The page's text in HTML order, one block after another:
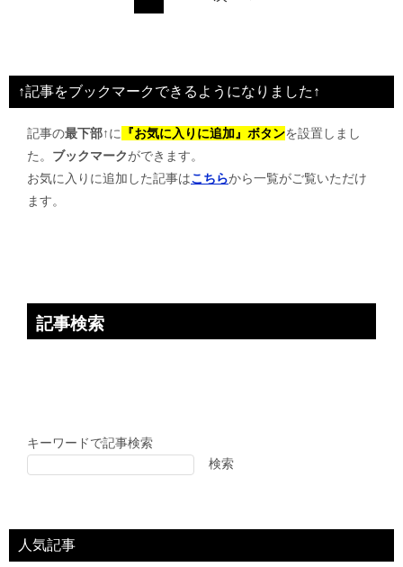
↑記事をブックマークできるようになりました↑
記事の最下部↑に 『お気に入りに追加』ボタンを設置しまし
た。 ブックマークができます。
お気に入りに追加した記事はこちらから一覧がご覧いただけ
ます。
記事検索
キーワードで記事検索
検索
人気記事